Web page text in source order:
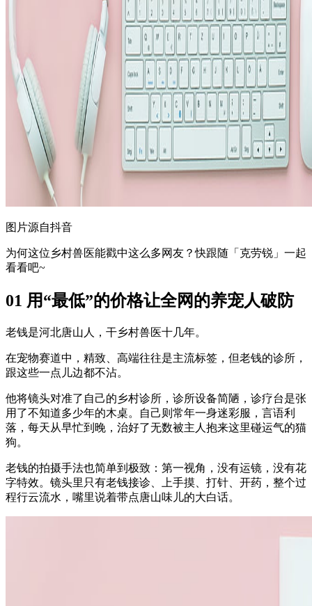
图片源自抖音
为何这位乡村兽医能戳中这么多网友？快跟随「克劳锐」一起
看看吧~
01 用“最低”的价格让全网的养宠人破防
老钱是河北唐山人，干乡村兽医十几年。
在宠物赛道中，精致、高端往往是主流标签，但老钱的诊所，
跟这些一点儿边都不沾。
他将镜头对准了自己的乡村诊所，诊所设备简陋，诊疗台是张
用了不知道多少年的木桌。自己则常年一身迷彩服，言语利
落，每天从早忙到晚，治好了无数被主人抱来这里碰运气的猫
狗。
老钱的拍摄手法也简单到极致：第一视角，没有运镜，没有花
字特效。镜头里只有老钱接诊、上手摸、打针、开药，整个过
程行云流水，嘴里说着带点唐山味儿的大白话。